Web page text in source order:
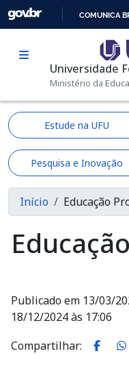
Pular para o conteúdo
COMUNICA
Universidade
Ministério da
Estude na UFU
Pesquisa e Inovação
Trilha de
Início Educação
Publicado em 13/03/
18/12/2024 às 17:06
Compartilhar: